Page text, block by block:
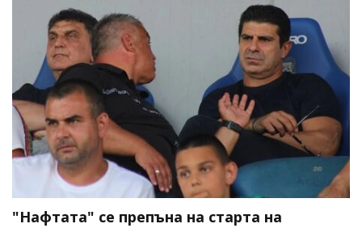
"Нафтата" се препъна на старта на